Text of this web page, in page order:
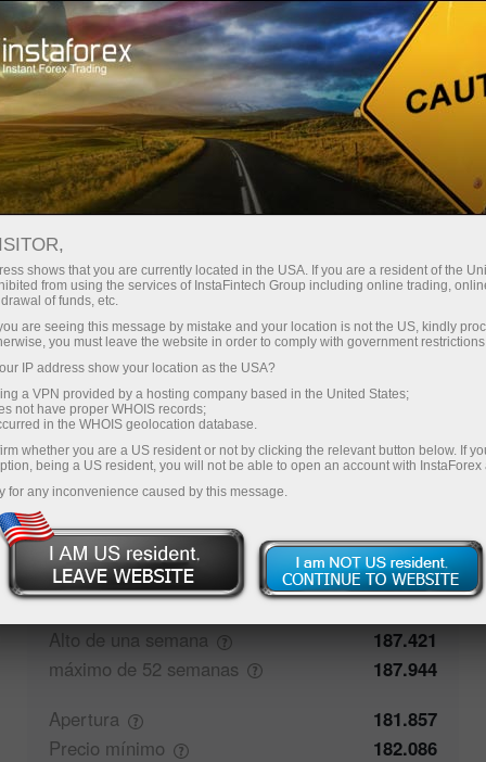
Para operadores
Condiciones comerciales
EURJPY.fx
182.601 (%) 06 Aug 2026 17:02
Comprar
182.601
182.59
Comentarios de los operadores
Cierre
181.858
Alto de una semana
187.421
máximo de 52 semanas
187.944
Apertura
181.857
Precio mínimo
182.086
shows that you are currently located in the USA. If you are a resident of the
from using the services of InstaFintech Group including online trading,
of funds, etc.
are seeing this message by mistake and your location is not the US, kindly
you must leave the website in order to comply with government
IP address show your location as the USA?
a VPN provided by a hosting company based in the United States;
not have proper WHOIS records;
in the WHOIS geolocation database.
whether you are a US resident or not by clicking the relevant button below. If
being a US resident, you will not be able to open an account with InstaForex
for any inconvenience caused by this message.